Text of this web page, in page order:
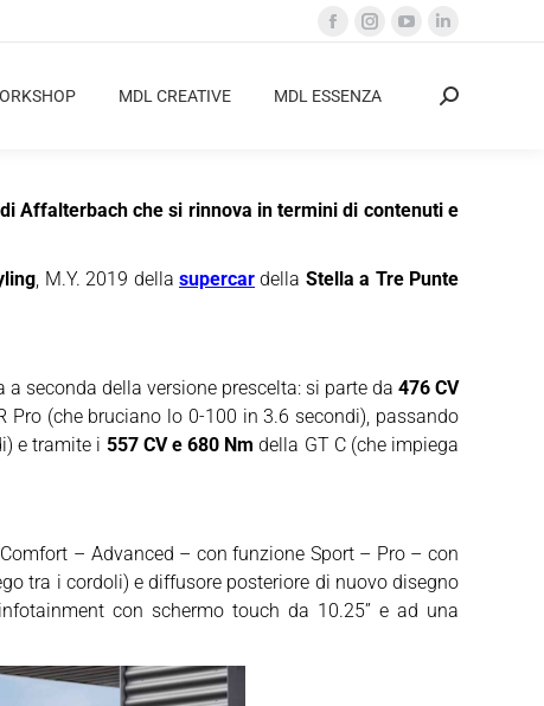
Facebook
opens
Instagram
opens
YouTube
opens
Linkedin
opens
MDL CREATIVE MDL ESSENZA Cerca:
Affalterbach che si rinnova in termini di contenuti e
, M.Y. 2019 dellasupercar della Stella a Tre Punte
seconda della versione prescelta: si parte da 476 CV
Pro (che bruciano lo 0-100 in 3.6 secondi), passando
e tramite i 557 CV e 680 Nm della GT C (che impiega
– Advanced – con funzione Sport – Pro – con
tra i cordoli) e diffusore posteriore di nuovo disegno
con schermo touch da 10.25” e ad una